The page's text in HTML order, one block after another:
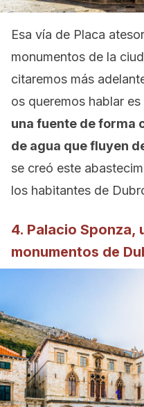
Esa vía de Placa
monumentos de la
citaremos más
os queremos hablar
una fuente de forma
de agua que fluyen
se creó este
los habitantes de
4. Palacio Sponza,
monumentos de